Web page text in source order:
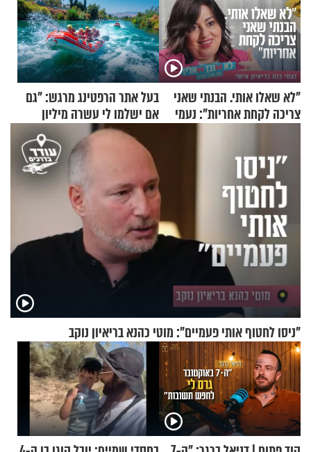
"לא שאלו אותי. הבנתי שאני
צריכה לקחת אחריות": נעמי
בעל אתר הרפטינג מרגש: "גם
אם ישלמו לי עשרה מיליון
שקלים - לא אפתח בשבת"
"ניסו לחטוף אותי פעמיים": מוטי כהנא בריאיון נוקב